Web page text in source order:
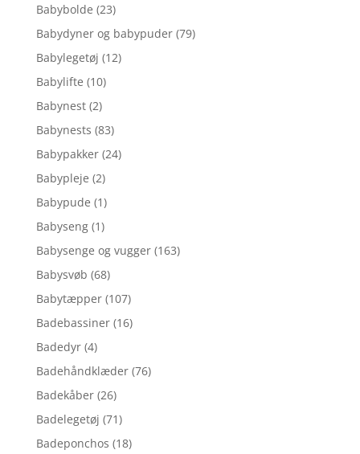
Babybolde (23)
Babydyner og babypuder (79)
Babylegetøj (12)
Babylifte (10)
Babynest (2)
Babynests (83)
Babypakker (24)
Babypleje (2)
Babypude (1)
Babyseng (1)
Babysenge og vugger (163)
Babysvøb (68)
Babytæpper (107)
Badebassiner (16)
Badedyr (4)
Badehåndklæder (76)
Badekåber (26)
Badelegetøj (71)
Badeponchos (18)